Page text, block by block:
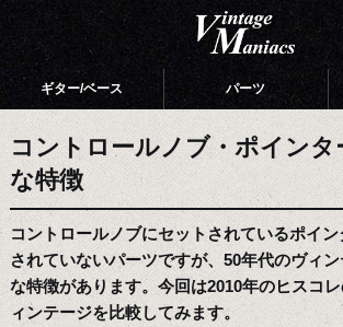
ギター/ベース パーツ
コントロールノブ・ポインタ
な特徴
コントロールノブにセットされているポイン
されていないパーツですが、50年代のヴィ
な特徴があります。今回は2010年のヒスコ
ィンテージを比較してみます。